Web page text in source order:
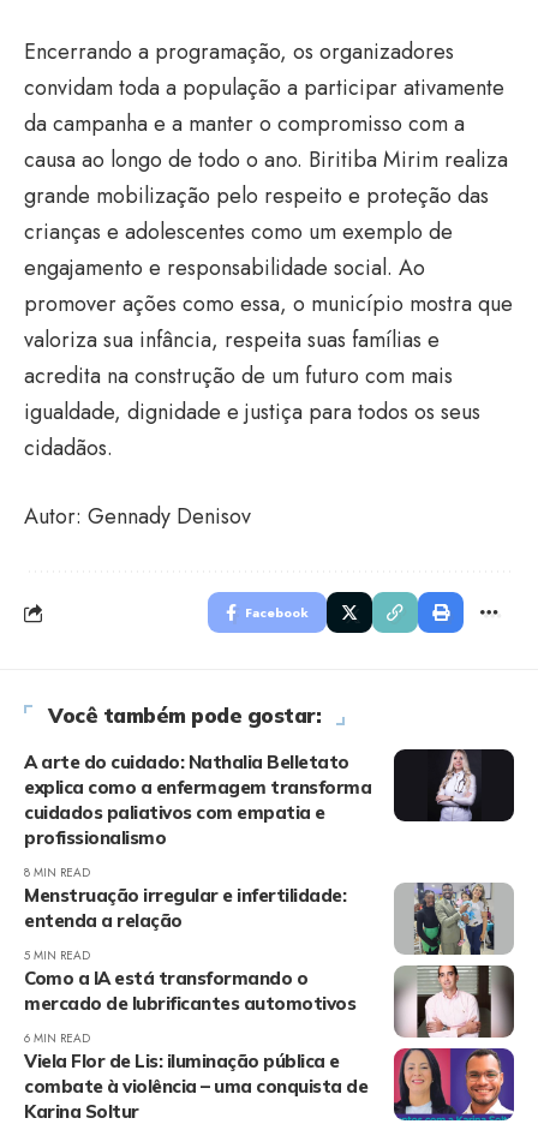
Encerrando a programação, os organizadores
convidam toda a população a participar ativamente
da campanha e a manter o compromisso com a
causa ao longo de todo o ano. Biritiba Mirim realiza
grande mobilização pelo respeito e proteção das
crianças e adolescentes como um exemplo de
engajamento e responsabilidade social. Ao
promover ações como essa, o município mostra que
valoriza sua infância, respeita suas famílias e
acredita na construção de um futuro com mais
igualdade, dignidade e justiça para todos os seus
cidadãos.
Autor: Gennady Denisov
Facebook
Você também pode gostar:
A arte do cuidado: Nathalia Belletato
explica como a enfermagem transforma
cuidados paliativos com empatia e
profissionalismo
8 MIN READ
Menstruação irregular e infertilidade:
entenda a relação
5 MIN READ
Como a IA está transformando o
mercado de lubrificantes automotivos
6 MIN READ
Viela Flor de Lis: iluminação pública e
combate à violência – uma conquista de
Karina Soltur